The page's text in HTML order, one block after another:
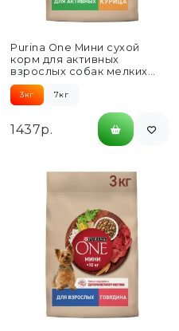
Purina One Мини сухой
корм для активных
взрослых собак мелких
пород, с высоким
содержанием...
3кг 7кг
1437р.